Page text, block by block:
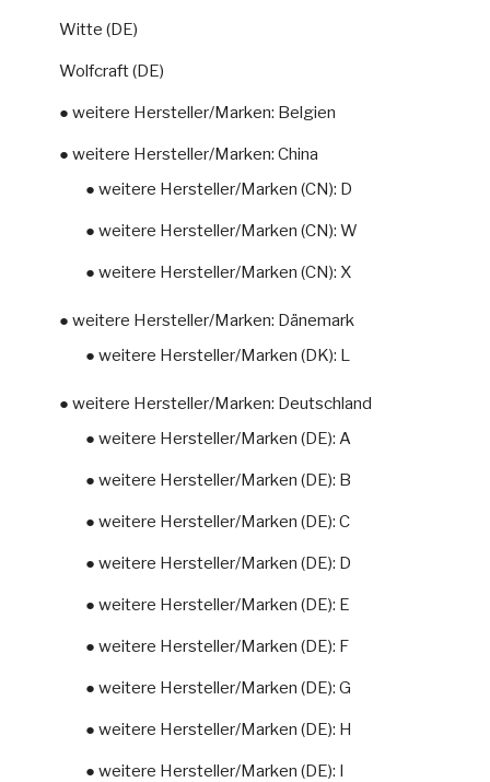
Witte (DE)
Wolfcraft (DE)
● weitere Hersteller/Marken: Belgien
● weitere Hersteller/Marken: China
● weitere Hersteller/Marken (CN): D
● weitere Hersteller/Marken (CN): W
● weitere Hersteller/Marken (CN): X
● weitere Hersteller/Marken: Dänemark
● weitere Hersteller/Marken (DK): L
● weitere Hersteller/Marken: Deutschland
● weitere Hersteller/Marken (DE): A
● weitere Hersteller/Marken (DE): B
● weitere Hersteller/Marken (DE): C
● weitere Hersteller/Marken (DE): D
● weitere Hersteller/Marken (DE): E
● weitere Hersteller/Marken (DE): F
● weitere Hersteller/Marken (DE): G
● weitere Hersteller/Marken (DE): H
● weitere Hersteller/Marken (DE): I